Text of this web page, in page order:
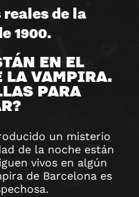
reales de la
1900.
EN EL
LA VAMPIRA.
PARA
un misterio
de la noche están
vivos en algún
de Barcelona es